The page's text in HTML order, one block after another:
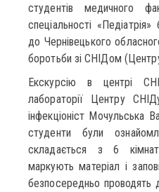
студентів медичного
спеціальності
до Чернівецького
боротьби зі СНІДом
Екскурсію в центрі
лабораторії Центру
інфекціоніст Мочульська
студенти були
складається з 6
маркують матеріал і
безпосередньо